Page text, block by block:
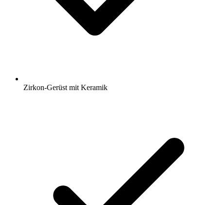
Zirkon-Gerüst mit Keramik